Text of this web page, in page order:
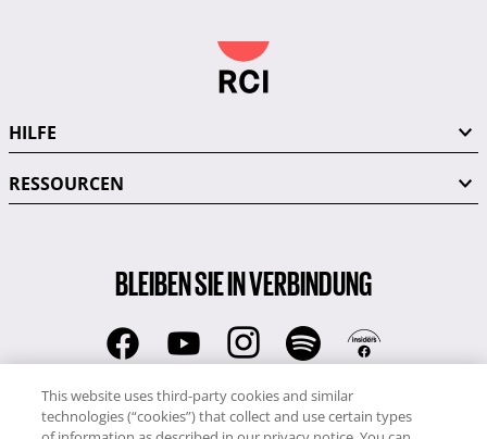
HILFE
RESSOURCEN
BLEIBEN SIE IN VERBINDUNG
RCI-Hotline (aus Deutschland):
080 0724 1700
This website uses third-party cookies and similar
technologies (“cookies”) that collect and use certain types